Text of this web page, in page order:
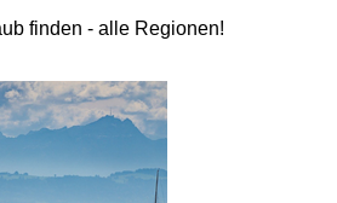
finden - alle Regionen!